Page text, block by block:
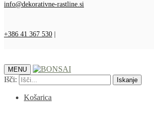
info@dekorativne-rastline.si
+386 41 367 530
MENU
Išči: Iskanje
Košarica